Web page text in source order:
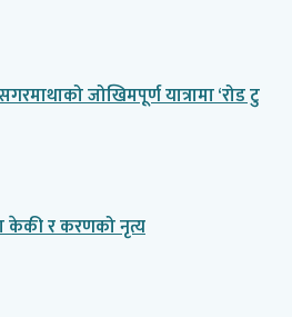
जोखिमपूर्ण यात्रामा ‘रोड टु
केकी र करणको नृत्य